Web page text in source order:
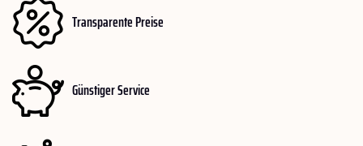
Transparente Preise
Günstiger Service